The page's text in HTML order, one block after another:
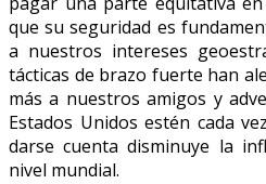
que su seguridad es
a nuestros intereses
tácticas de brazo fuerte han
más a nuestros amigos y
Estados Unidos estén cada
darse cuenta disminuye la
nivel mundial.